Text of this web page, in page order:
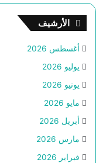
الأرشيف
أغسطس 2026
يوليو 2026
يونيو 2026
مايو 2026
أبريل 2026
مارس 2026
فبراير 2026